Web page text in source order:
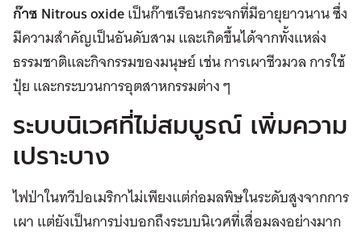
ก๊าซ Nitrous oxideเป็นก๊าซเรือนกระจกที่มีอายุยาวนาน ซึ่ง
มีความสำคัญเป็นอันดับสาม และเกิดขึ้นได้จากทั้งแหล่ง
ธรรมชาติและกิจกรรมของมนุษย์ เช่น การเผาชีวมวล การใช้
ปุ๋ย และกระบวนการอุตสาหกรรมต่าง ๆ
ระบบนิเวศที่ไม่สมบูรณ์ เพิ่มความ
เปราะบาง
ไฟป่าในทวีปอเมริกาไม่เพียงแต่ก่อมลพิษในระดับสูงจากการ
เผา แต่ยังเป็นการบ่งบอกถึงระบบนิเวศที่เสื่อมลงอย่างมาก